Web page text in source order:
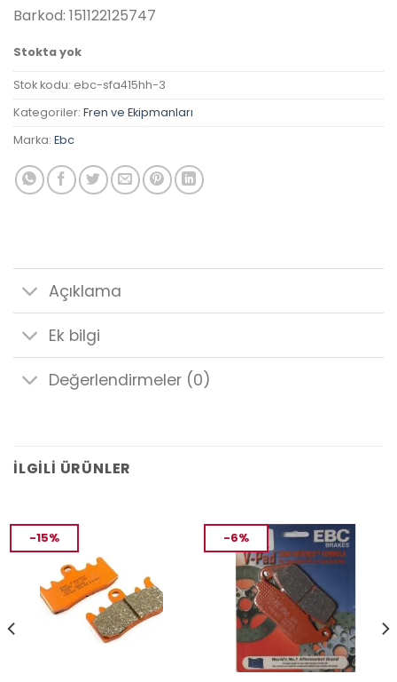
Barkod: 151122125747
Stokta yok
Stok kodu: ebc-sfa415hh-3
Kategoriler: Fren ve Ekipmanları
Marka: Ebc
Açıklama
Ek bilgi
Değerlendirmeler (0)
İLGILI ÜRÜNLER
-15% -6%